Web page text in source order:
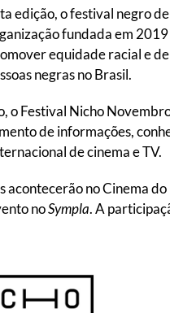
TOURS
VISITAS
edição, o festival negro
fundada em
equidade racial e
negras no Brasil.
o Festival Nicho
de informações,
de cinema e TV.
acontecerão no Cinema
noSympla. A